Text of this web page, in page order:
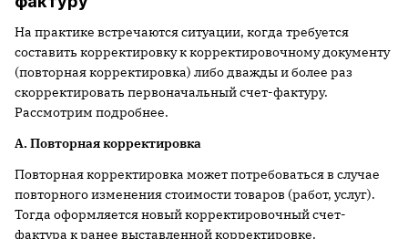
На практике встречаются ситуации, когда требуется
составить корректировку к корректировочному документу
(повторная корректировка) либо дважды и более раз
скорректировать первоначальный счет-фактуру.
Рассмотрим подробнее.
А. Повторная корректировка
Повторная корректировка может потребоваться в случае
повторного изменения стоимости товаров (работ, услуг).
Тогда оформляется новый корректировочный счет-
фактура к ранее выставленной корректировке.